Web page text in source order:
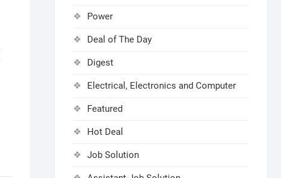
Power
Deal of The Day
Digest
Electrical, Electronics and Computer
Featured
Hot Deal
Job Solution